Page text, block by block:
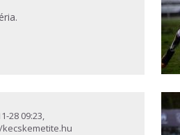
28 09:23,
kecskemetite.hu